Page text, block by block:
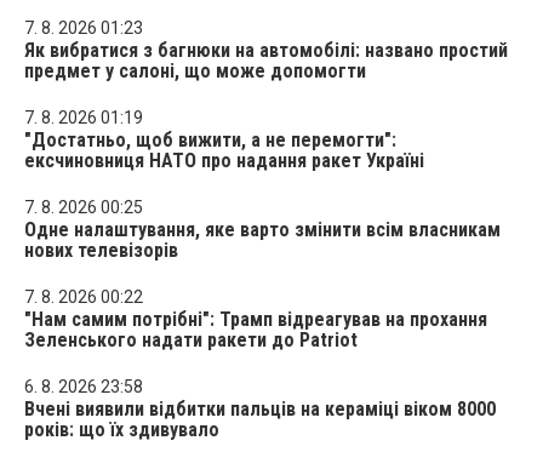
7. 8. 2026 01:23
Як вибратися з багнюки на автомобілі: названо простий
предмет у салоні, що може допомогти
7. 8. 2026 01:19
"Достатньо, щоб вижити, а не перемогти":
ексчиновниця НАТО про надання ракет Україні
7. 8. 2026 00:25
Одне налаштування, яке варто змінити всім власникам
нових телевізорів
7. 8. 2026 00:22
"Нам самим потрібні": Трамп відреагував на прохання
Зеленського надати ракети до Patriot
6. 8. 2026 23:58
Вчені виявили відбитки пальців на кераміці віком 8000
років: що їх здивувало